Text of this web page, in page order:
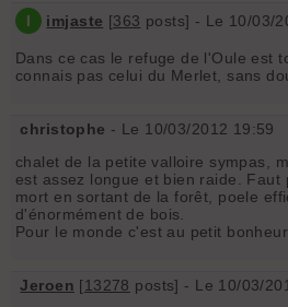
I imjaste [363 posts] - Le 10/03/
Dans ce cas le refuge de l'Oule est
connais pas celui du Merlet, sans
christophe - Le 10/03/2012 19:59
chalet de la petite valloire sympas,
est assez longue et bien raide. Faut
mort en sortant de la forêt, poele
d'énormément de bois.
Pour le monde c'est au petit bonheur
Jeroen [13278 posts] - Le 10/03/